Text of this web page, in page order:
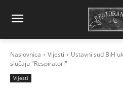
Naslovnica Vijesti
Ustavni sud BiH
slučaju "Respiratori"
Vijesti